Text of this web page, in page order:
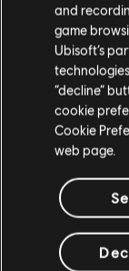
BASE DE
and
game
Ubisoft’s
“decline”
cookie
Cookie
web page.